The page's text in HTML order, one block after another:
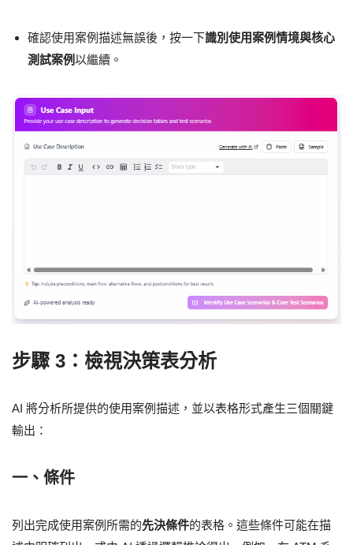
確認使用案例描述無誤後，按一下識別使用案例情境與核心
測試案例以繼續。
步驟 3：檢視決策表分析
AI 將分析所提供的使用案例描述，並以表格形式產生三個關鍵
輸出：
一、條件
列出完成使用案例所需的先決條件的表格。這些條件可能在描